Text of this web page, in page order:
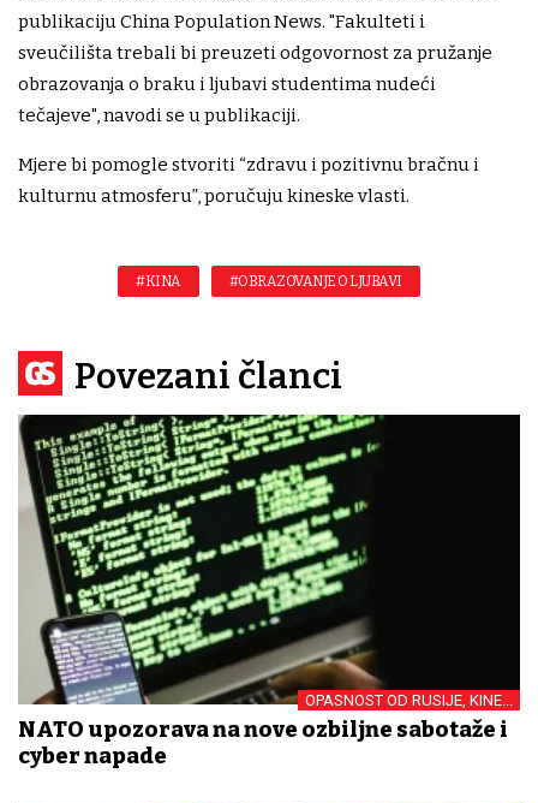
publikaciju China Population News. "Fakulteti i
sveučilišta trebali bi preuzeti odgovornost za pružanje
obrazovanja o braku i ljubavi studentima nudeći
tečajeve", navodi se u publikaciji.
Mjere bi pomogle stvoriti “zdravu i pozitivnu bračnu i
kulturnu atmosferu”, poručuju kineske vlasti.
#KINA #OBRAZOVANJE O LJUBAVI
Povezani članci
OPASNOST OD RUSIJE, KINE...
NATO upozorava na nove ozbiljne sabotaže i
cyber napade